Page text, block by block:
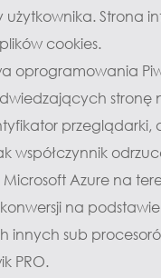
Strona
cookies.
oprogramowania
współczynnik
Azure na
na
sub
PRO.